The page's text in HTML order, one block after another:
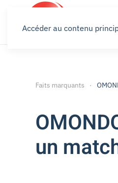
Accéder au contenu
Faits marquants
un